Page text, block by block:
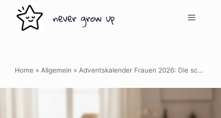
Inhalt
never grow up
Home » Allgemein » Adventskalender Frauen 2026: Die schönsten Ideen im Vergleich